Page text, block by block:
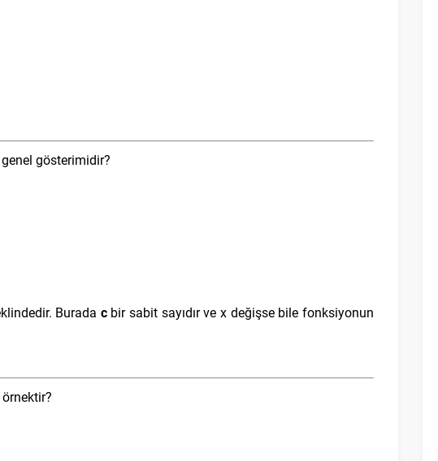
gösterimidir?
Burada cbir sabit sayıdır ve x değişse bile fonksiyonun